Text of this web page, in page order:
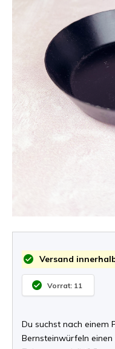
Versand
Vorrat: 11
Du suchst nach einem
Bernsteinwürfeln